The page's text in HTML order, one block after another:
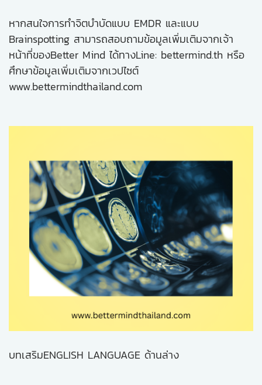
หากสนใจการทำจิตบำบัดแบบ EMDR และแบบ
Brainspotting สามารถสอบถามข้อมูลเพิ่มเติมจากเจ้า
หน้าที่ของBetter Mind ได้ทางLine: bettermind.th หรือ
ศึกษาข้อมูลเพิ่มเติมจากเวปไซต์
www.bettermindthailand.com
บทเสริมENGLISH LANGUAGE ด้านล่าง